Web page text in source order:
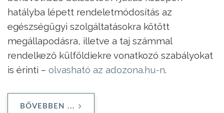
hatályba lépett rendeletmódosítás az
egészségügyi szolgáltatásokra kötött
megállapodásra, illetve a taj számmal
rendelkező külföldiekre vonatkozó szabályokat
is érinti – olvasható az adozona.hu-n.
BŐVEBBEN ...